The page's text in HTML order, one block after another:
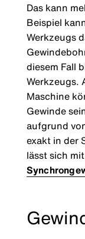
Das kann
Beispiel
Werkzeugs
diesem Fall
Werkzeugs.
Maschine
Gewinde
aufgrund
exakt in der
lässt sich